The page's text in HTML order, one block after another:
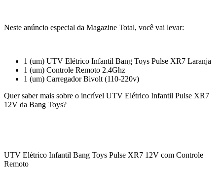
Neste anúncio especial da Magazine Total, você vai levar:
1 (um) UTV Elétrico Infantil Bang Toys Pulse XR7 Laranja
1 (um) Controle Remoto 2.4Ghz
1 (um) Carregador Bivolt (110-220v)
Quer saber mais sobre o incrível UTV Elétrico Infantil Pulse XR7
12V da Bang Toys?
UTV Elétrico Infantil Bang Toys Pulse XR7 12V com Controle
Remoto